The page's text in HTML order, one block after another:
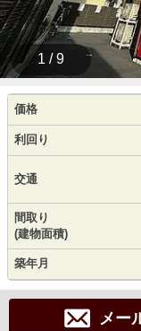
1 / 9
価格
利回り
交通
間取り
(建物面積)
築年月
メー